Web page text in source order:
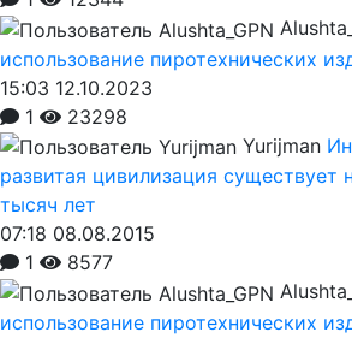
использование пиротехнических
15:03 12.10.2023
1
23298
Yurijman
развитая цивилизация существует
тысяч лет
07:18 08.08.2015
1
8577
использование пиротехнических